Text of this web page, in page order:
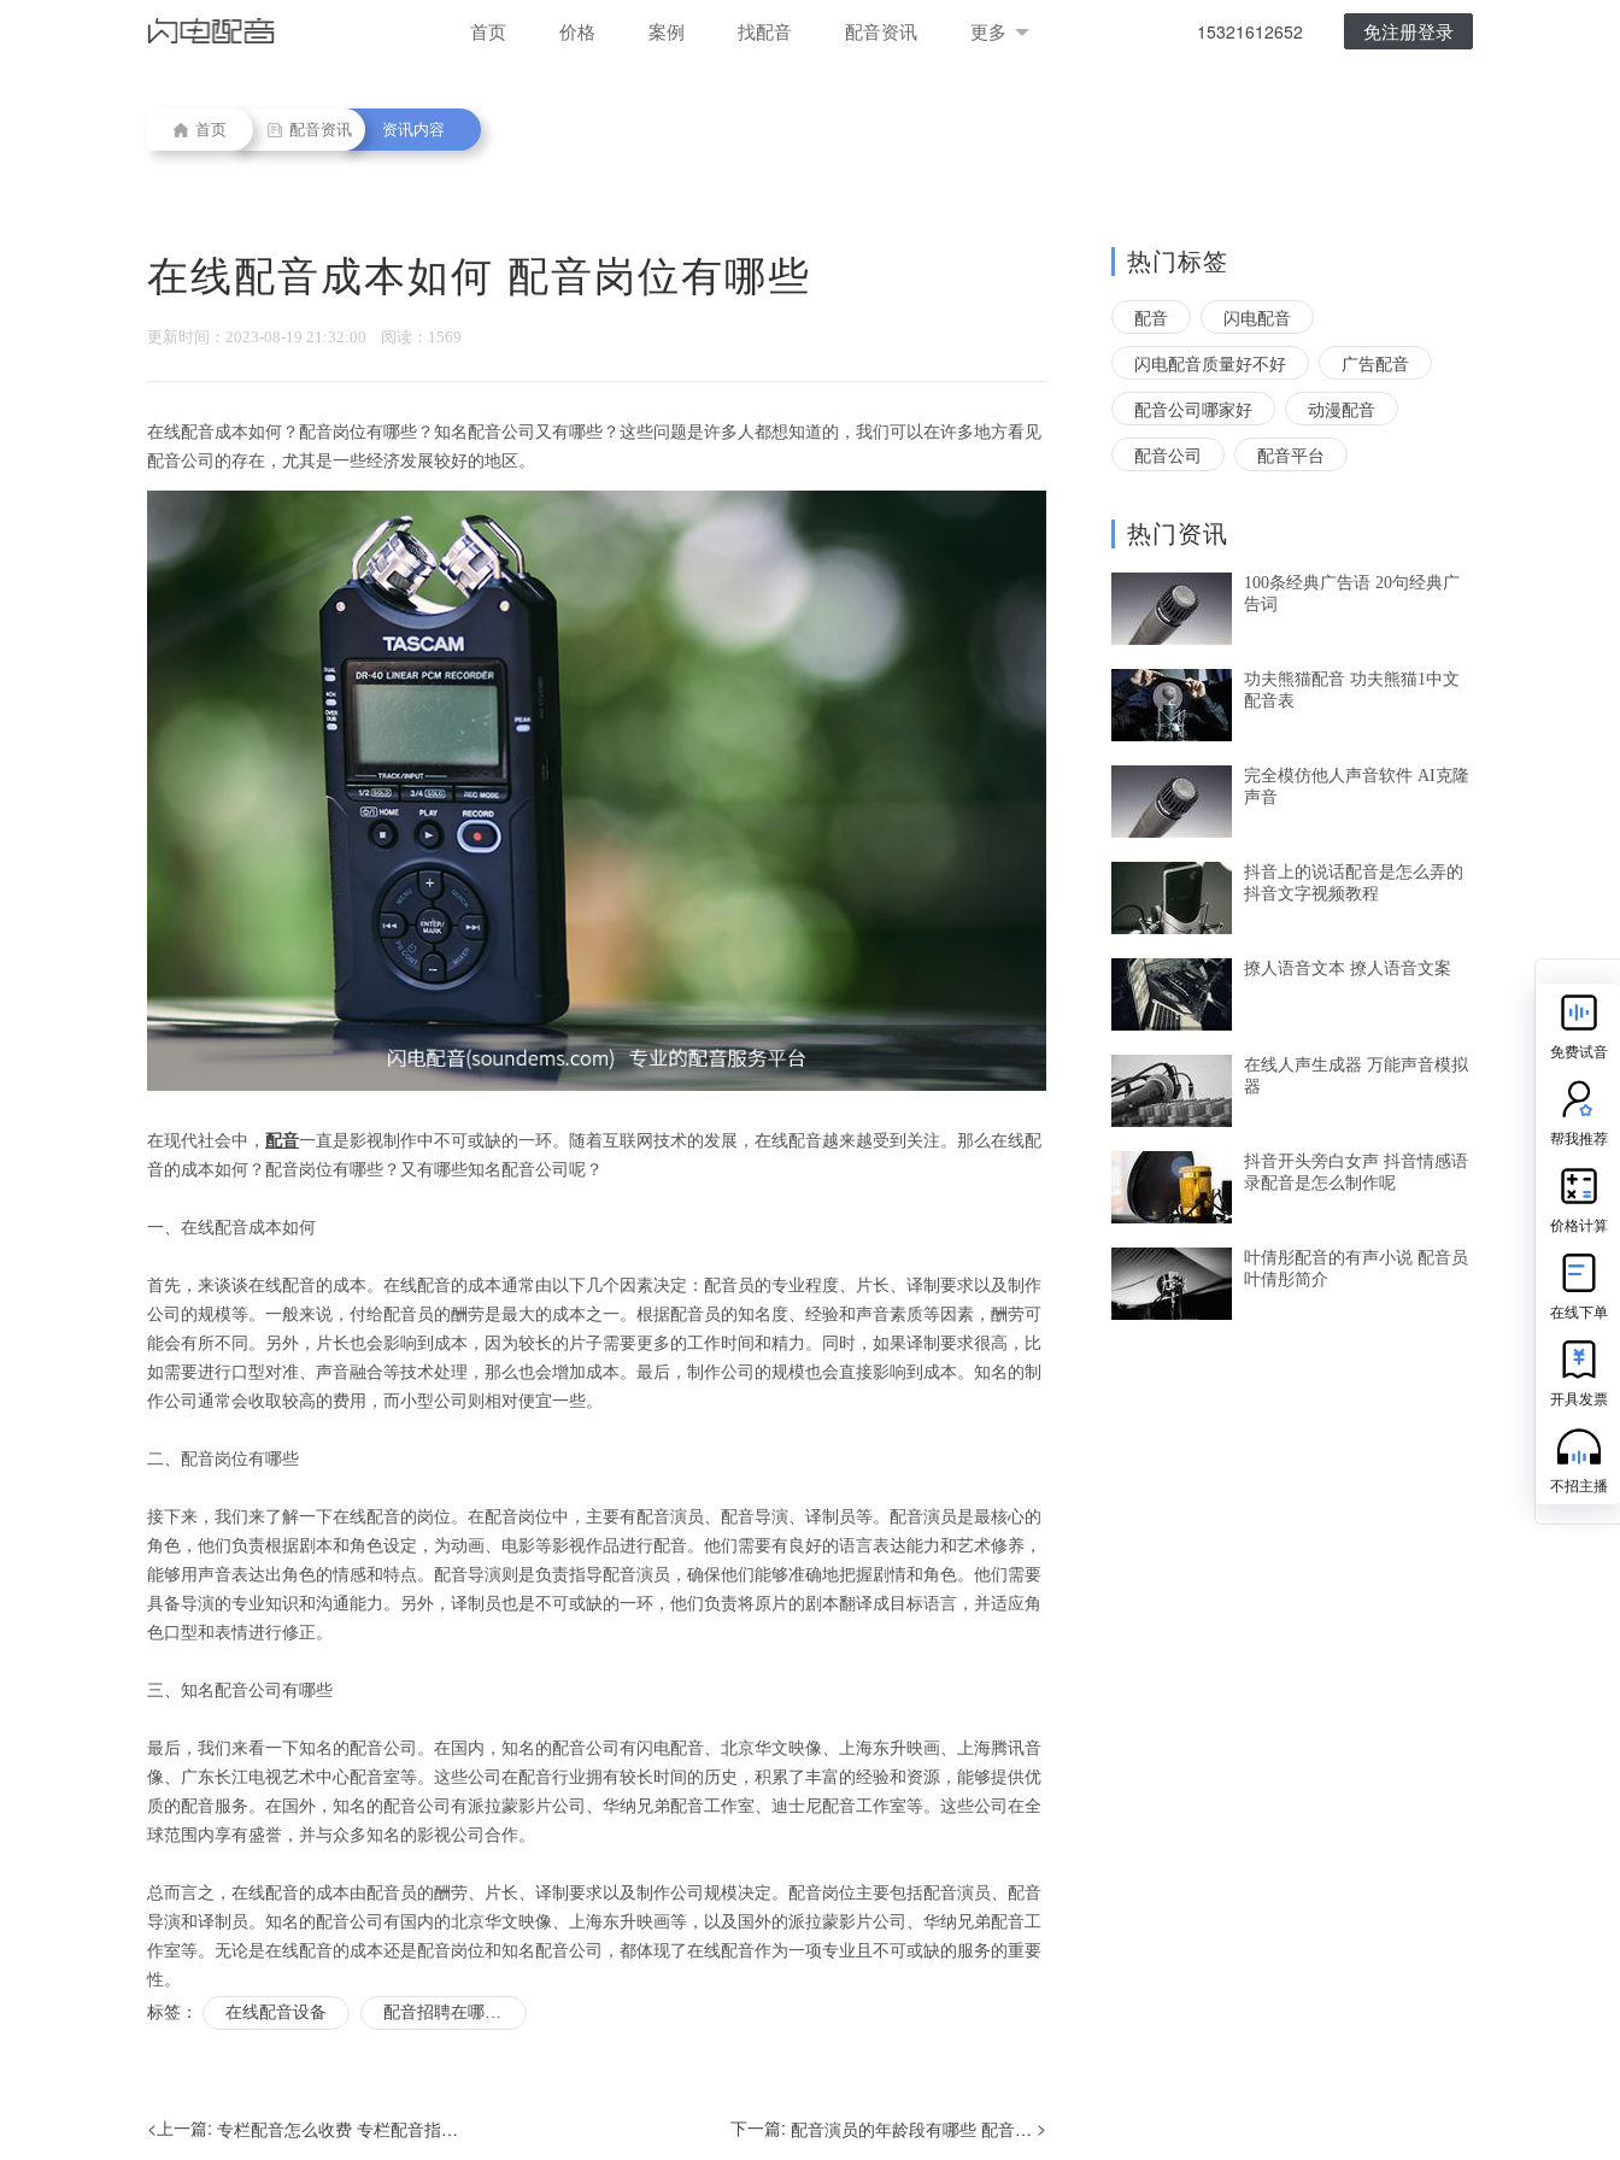
首页 价格 案例 找配音 配音资讯 更多 15321612652 免注册登录
首页 配音资讯 资讯内容
在线配音成本如何 配音岗位有哪些
更新时间：2023-08-19 21:32:00 阅读：1569
在线配音成本如何？配音岗位有哪些？知名配音公司又有哪些？这些问题是许多人都想知道的，我们可以在许多地方看见
配音公司的存在，尤其是一些经济发展较好的地区。
在现代社会中， 配音一直是影视制作中不可或缺的一环。随着互联网技术的发展，在线配音越来越受到关注。那么在线配
音的成本如何？配音岗位有哪些？又有哪些知名配音公司呢？
一、在线配音成本如何
首先，来谈谈在线配音的成本。在线配音的成本通常由以下几个因素决定：配音员的专业程度、片长、译制要求以及制作
公司的规模等。一般来说，付给配音员的酬劳是最大的成本之一。根据配音员的知名度、经验和声音素质等因素，酬劳可
能会有所不同。另外，片长也会影响到成本，因为较长的片子需要更多的工作时间和精力。同时，如果译制要求很高，比
如需要进行口型对准、声音融合等技术处理，那么也会增加成本。最后，制作公司的规模也会直接影响到成本。知名的制
作公司通常会收取较高的费用，而小型公司则相对便宜一些。
二、配音岗位有哪些
接下来，我们来了解一下在线配音的岗位。在配音岗位中，主要有配音演员、配音导演、译制员等。配音演员是最核心的
角色，他们负责根据剧本和角色设定，为动画、电影等影视作品进行配音。他们需要有良好的语言表达能力和艺术修养，
能够用声音表达出角色的情感和特点。配音导演则是负责指导配音演员，确保他们能够准确地把握剧情和角色。他们需要
具备导演的专业知识和沟通能力。另外，译制员也是不可或缺的一环，他们负责将原片的剧本翻译成目标语言，并适应角
色口型和表情进行修正。
三、知名配音公司有哪些
最后，我们来看一下知名的配音公司。在国内，知名的配音公司有闪电配音、北京华文映像、上海东升映画、上海腾讯音
像、广东长江电视艺术中心配音室等。这些公司在配音行业拥有较长时间的历史，积累了丰富的经验和资源，能够提供优
质的配音服务。在国外，知名的配音公司有派拉蒙影片公司、华纳兄弟配音工作室、迪士尼配音工作室等。这些公司在全
球范围内享有盛誉，并与众多知名的影视公司合作。
总而言之，在线配音的成本由配音员的酬劳、片长、译制要求以及制作公司规模决定。配音岗位主要包括配音演员、配音
导演和译制员。知名的配音公司有国内的北京华文映像、上海东升映画等，以及国外的派拉蒙影片公司、华纳兄弟配音工
作室等。无论是在线配音的成本还是配音岗位和知名配音公司，都体现了在线配音作为一项专业且不可或缺的服务的重要
性。
标签： 在线配音设备
<上一篇: 专栏配音怎么收费 专栏配音指什么 下一篇: 配音演员的年龄段有哪些 配音演员的类型 >
热门标签
配音
闪电配音
闪电配音质量好不好
广告配音
配音公司哪家好
动漫配音
配音公司
配音平台
热门资讯
100条经典广告语 20句经典广
告词
功夫熊猫配音 功夫熊猫1中文
配音表
完全模仿他人声音软件 AI克隆
声音
抖音上的说话配音是怎么弄的
抖音文字视频教程
撩人语音文本 撩人语音文案
在线人声生成器 万能声音模拟
器
抖音开头旁白女声 抖音情感语
录配音是怎么制作呢
叶倩彤配音的有声小说 配音员
叶倩彤简介
免费试音
帮我推荐
价格计算
在线下单
开具发票
不招主播